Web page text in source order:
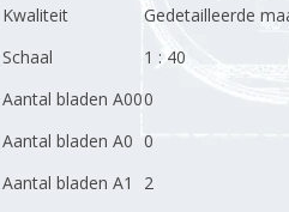
Kwaliteit
Gedetailleerde
Schaal
1 : 40
Aantal bladen A000
Aantal bladen A0 0
Aantal bladen A1
2